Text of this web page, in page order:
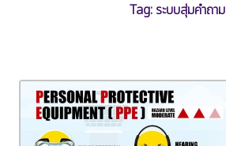
Tag: ระบบสุ่มคำถาม